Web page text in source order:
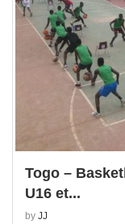
Togo –
U16 et...
by JJ